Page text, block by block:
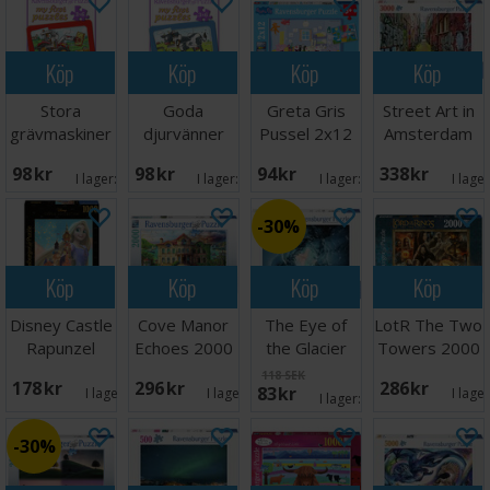
Köp
Stora
grävmaskiner
bitar
98 SEK I lager:
Köp
Goda
djurvänner
bitar
98 SEK I lager:
Köp
Greta Gris
Pussel 2x12
94 SEK I lager:
Köp
Street Art in
Amsterdam
338 SEK I
Köp
Disney Castle
Rapunzel
178 SEK I lager: 1
Köp
Cove Manor
Echoes 2000
296 SEK I lager: 1
Köp
30%
The Eye of
the Glacier
500 bitar
118 SEK
83 SEK I lager:
Köp
LotR The Two
Towers 2000
286 SEK I
30%